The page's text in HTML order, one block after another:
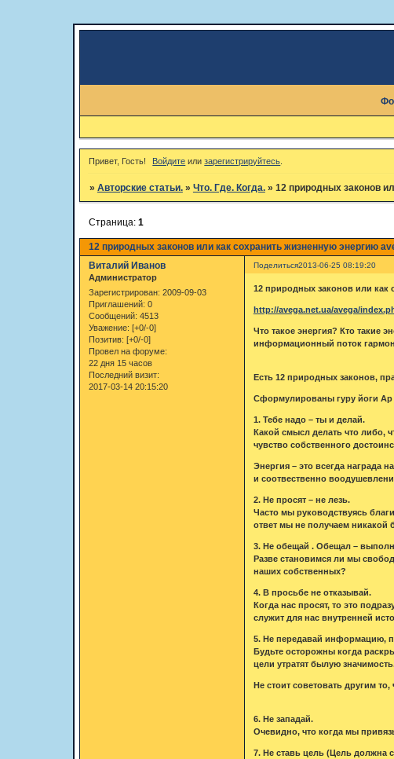
Привет, Гость! Войдите илизарегистрируйтесь
» Авторские статьи. » Что. Где. Когда. » 12 природных законов
12 природных законов или как сохранить жизненную энергию
Страница: 1
Поделиться2013-06-25 08:19:20
Виталий Иванов
Администратор
Зарегистрирован: 2009-09-03
Приглашений: 0
Сообщений: 4513
Уважение: [+0/-0]
Позитив: [+0/-0]
Провел на форуме:
22 дня 15 часов
Последний визит:
2017-03-14 20:15:20
12 природных законов или как
http://avega.net.ua/avega/
Что такое энергия? Кто такие
информационный поток
Есть 12 природных законов,
Сформулированы гуру йоги Ар
1. Тебе надо – ты и делай.
Какой смысл делать что либо,
чувство собственного
Энергия – это всегда награда
и соотвественно
2. Не просят – не лезь.
Часто мы руководствуясь
ответ мы не получаем никакой
3. Не обещай . Обещал –
Разве становимся ли мы
наших собственных?
4. В просьбе не отказывай.
Когда нас просят, то это
служит для нас внутренней
5. Не передавай информацию,
Будьте осторожны когда
цели утратят былую
Не стоит советовать другим
6. Не западай.
Очевидно, что когда мы
7. Не ставь цель (Цель должна